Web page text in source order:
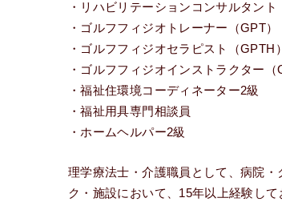
・リハビリテーションコンサルタント
・ゴルフフィジオトレーナー（GPT）
・ゴルフフィジオセラピスト（GPTH）
・ゴルフフィジオインストラクター（
・福祉住環境コーディネーター2級
・福祉用具専門相談員
・ホームヘルパー2級
理学療法士・介護職員として、病院・
ク・施設において、15年以上経験して